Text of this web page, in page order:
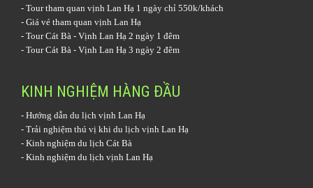
- Tour tham quan vịnh Lan Hạ 1 ngày chỉ 550k/khách
- Giá vé tham quan vịnh Lan Hạ
- Tour Cát Bà - Vịnh Lan Hạ 2 ngày 1 đêm
- Tour Cát Bà - Vịnh Lan Hạ 3 ngày 2 đêm
KINH NGHIỆM HÀNG ĐẦU
- Hướng dẫn du lịch vịnh Lan Hạ
- Trải nghiệm thú vị khi du lịch vịnh Lan Hạ
- Kinh nghiệm du lịch Cát Bà
- Kinh nghiệm du lịch vịnh Lan Hạ